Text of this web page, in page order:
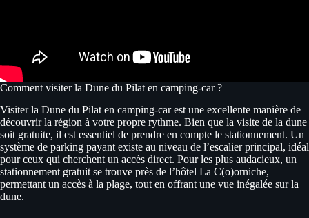
Comment visiter la Dune du Pilat en camping-car ?
Visiter la Dune du Pilat en camping-car est une excellente manière de
découvrir la région à votre propre rythme. Bien que la visite de la dune
soit gratuite, il est essentiel de prendre en compte le stationnement. Un
système de parking payant existe au niveau de l’escalier principal, idéal
pour ceux qui cherchent un accès direct. Pour les plus audacieux, un
stationnement gratuit se trouve près de l’hôtel La C(o)orniche,
permettant un accès à la plage, tout en offrant une vue inégalée sur la
dune.